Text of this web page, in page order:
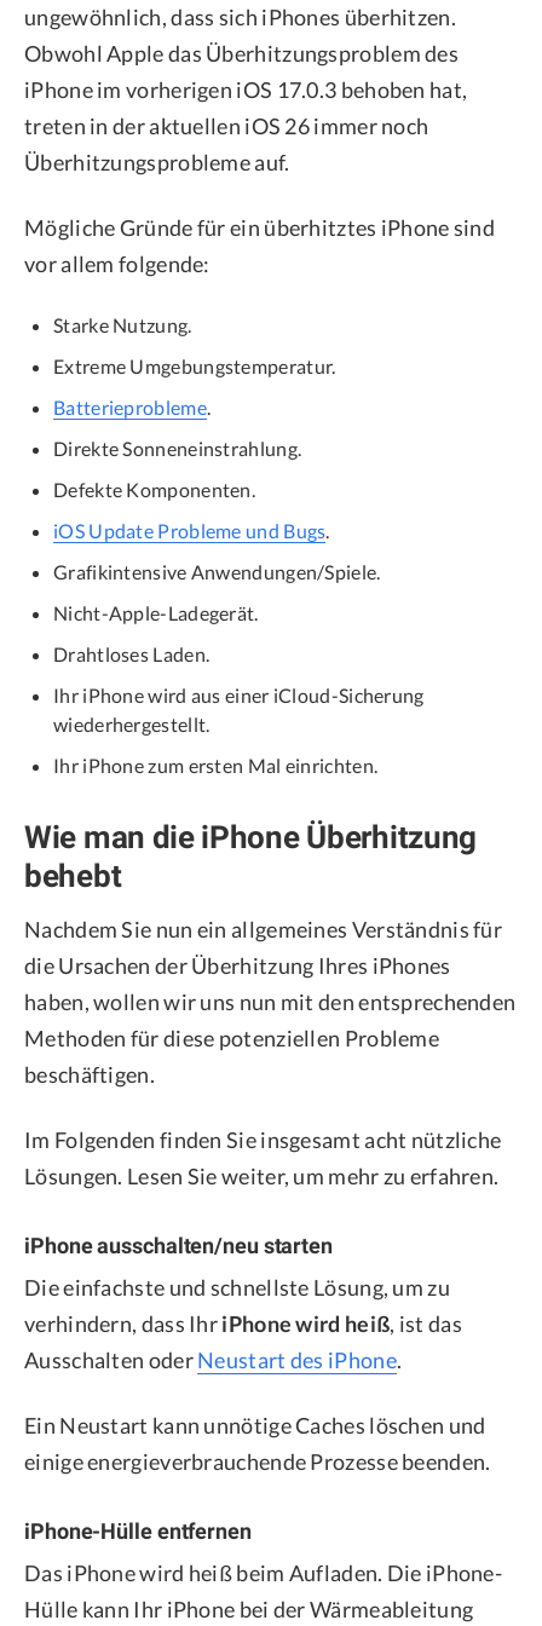
ungewöhnlich, dass sich iPhones überhitzen.
Obwohl Apple das Überhitzungsproblem des
iPhone im vorherigen iOS 17.0.3 behoben hat,
treten in der aktuellen iOS 26 immer noch
Überhitzungsprobleme auf.
Mögliche Gründe für ein überhitztes iPhone sind
vor allem folgende:
Starke Nutzung.
Extreme Umgebungstemperatur.
Batterieprobleme.
Direkte Sonneneinstrahlung.
Defekte Komponenten.
iOS Update Probleme und Bugs
Grafikintensive Anwendungen/Spiele.
Nicht-Apple-Ladegerät.
Drahtloses Laden.
Ihr iPhone wird aus einer iCloud-Sicherung
wiederhergestellt.
Ihr iPhone zum ersten Mal einrichten.
Wie man die iPhone Überhitzung
behebt
Nachdem Sie nun ein allgemeines Verständnis für
die Ursachen der Überhitzung Ihres iPhones
haben, wollen wir uns nun mit den entsprechenden
Methoden für diese potenziellen Probleme
beschäftigen.
Im Folgenden finden Sie insgesamt acht nützliche
Lösungen. Lesen Sie weiter, um mehr zu erfahren.
iPhone ausschalten/neu starten
Die einfachste und schnellste Lösung, um zu
verhindern, dass IhriPhone wird heiß, ist das
Ausschalten oderNeustart des iPhone.
Ein Neustart kann unnötige Caches löschen und
einige energieverbrauchende Prozesse beenden.
iPhone-Hülle entfernen
Das iPhone wird heiß beim Aufladen. Die iPhone-
Hülle kann Ihr iPhone bei der Wärmeableitung